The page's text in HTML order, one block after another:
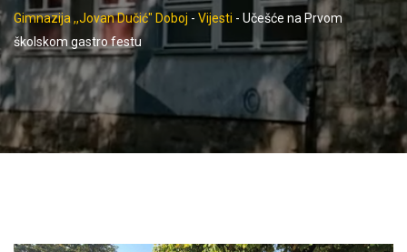
Gimnazija ,,Jovan Dučić" Doboj - Vijesti - Učešće na Prvom
školskom gastro festu